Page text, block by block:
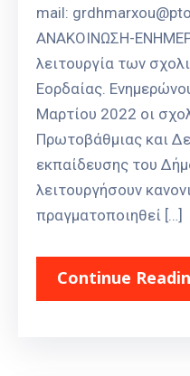
mail:
ΑΝΑΚΟΙΝΩΣΗ-
λειτουργία των
Εορδαίας.
Μαρτίου 2022 οι
Πρωτοβάθμιας και
εκπαίδευσης του
λειτουργήσουν
πραγματοποιηθεί […]
Continue